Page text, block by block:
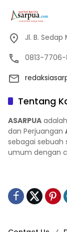
Jl. B.
0813-7706-
Tentang
ASARPUA
dan Perjuangan
sebagai sebuah
umum dengan